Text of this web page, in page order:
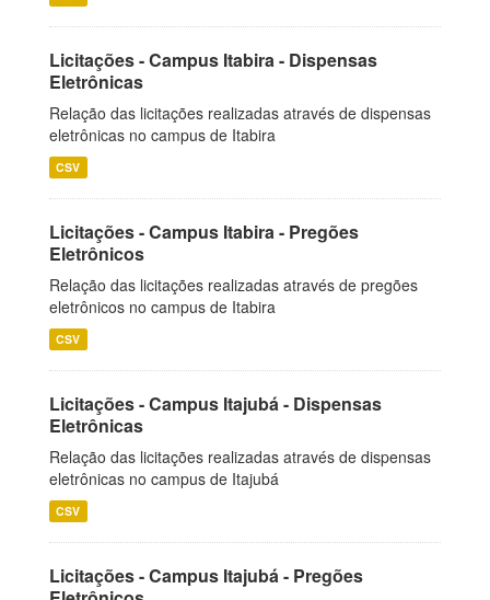
Licitações - Campus Itabira - Dispensas
Eletrônicas
Relação das licitações realizadas através de dispensas
eletrônicas no campus de Itabira
CSV
Licitações - Campus Itabira - Pregões
Eletrônicos
Relação das licitações realizadas através de pregões
eletrônicos no campus de Itabira
CSV
Licitações - Campus Itajubá - Dispensas
Eletrônicas
Relação das licitações realizadas através de dispensas
eletrônicas no campus de Itajubá
CSV
Licitações - Campus Itajubá - Pregões